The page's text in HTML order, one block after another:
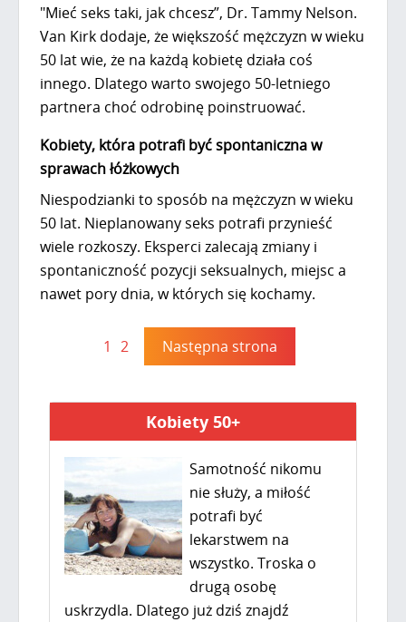
"Mieć seks taki, jak chcesz”, Dr. Tammy Nelson.
Van Kirk dodaje, że większość mężczyzn w wieku
50 lat wie, że na każdą kobietę działa coś
innego. Dlatego warto swojego 50-letniego
partnera choć odrobinę poinstruować.
Kobiety, która potrafi być spontaniczna w
sprawach łóżkowych
Niespodzianki to sposób na mężczyzn w wieku
50 lat. Nieplanowany seks potrafi przynieść
wiele rozkoszy. Eksperci zalecają zmiany i
spontaniczność pozycji seksualnych, miejsc a
nawet pory dnia, w których się kochamy.
1 2 Następna strona
Kobiety 50+
Samotność nikomu
nie służy, a miłość
potrafi być
lekarstwem na
wszystko. Troska o
drugą osobę
uskrzydla. Dlatego już dziś znajdź